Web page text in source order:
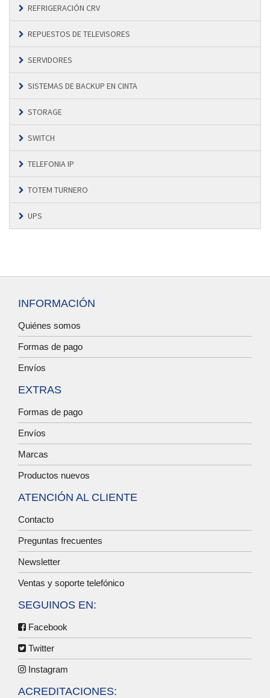
REFRIGERACIÓN CRV
REPUESTOS DE TELEVISORES
SERVIDORES
SISTEMAS DE BACKUP EN CINTA
STORAGE
SWITCH
TELEFONIA IP
TOTEM TURNERO
UPS
INFORMACIÓN
Quiénes somos
Formas de pago
Envíos
EXTRAS
Formas de pago
Envíos
Marcas
Productos nuevos
ATENCIÓN AL CLIENTE
Contacto
Preguntas frecuentes
Newsletter
Ventas y soporte telefónico
SEGUINOS EN:
Facebook
Twitter
Instagram
ACREDITACIONES: